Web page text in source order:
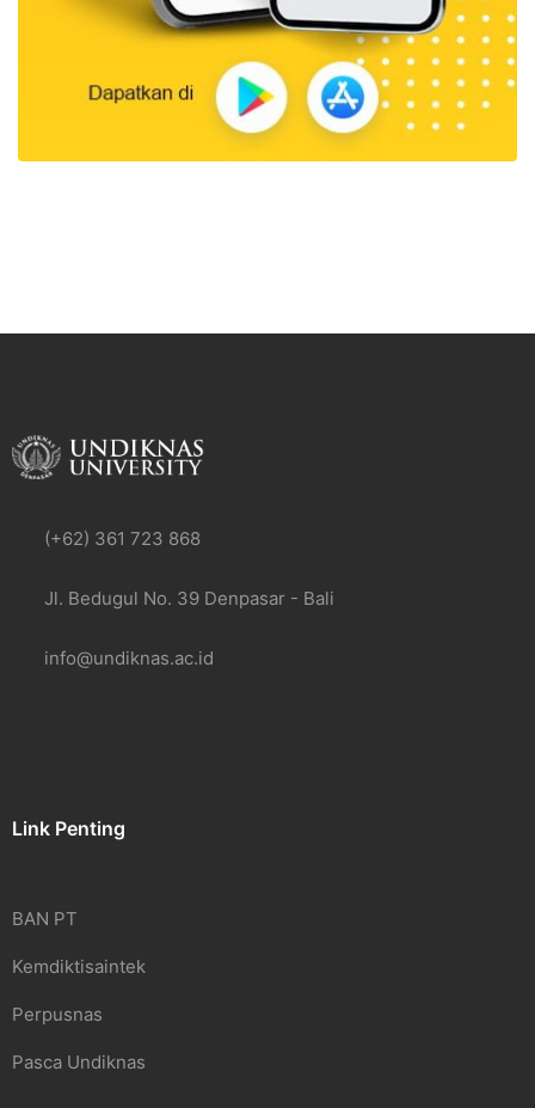
(+62) 361 723 868
Jl. Bedugul No. 39 Denpasar - Bali
info@undiknas.ac.id
Link Penting
BAN PT
Kemdiktisaintek
Perpusnas
Pasca Undiknas